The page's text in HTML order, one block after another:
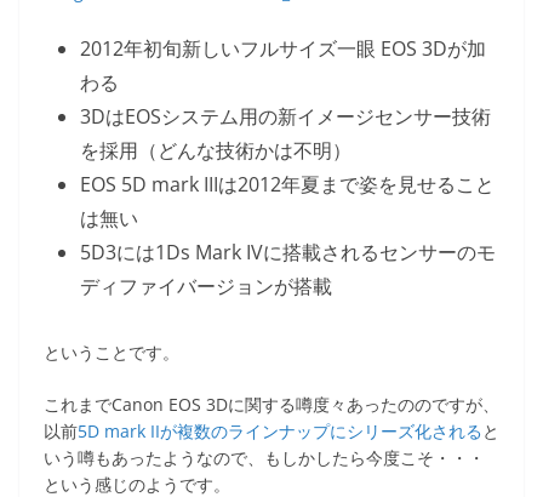
2012年初旬新しいフルサイズ一眼 EOS 3Dが加
わる
3DはEOSシステム用の新イメージセンサー技術
を採用（どんな技術かは不明）
EOS 5D mark IIIは2012年夏まで姿を見せること
は無い
5D3には1Ds Mark IVに搭載されるセンサーのモ
ディファイバージョンが搭載
ということです。
これまでCanon EOS 3Dに関する噂度々あったののですが、
以前5D mark IIが複数のラインナップにシリーズ化される と
いう噂もあったようなので、もしかしたら今度こそ・・・
という感じのようです。